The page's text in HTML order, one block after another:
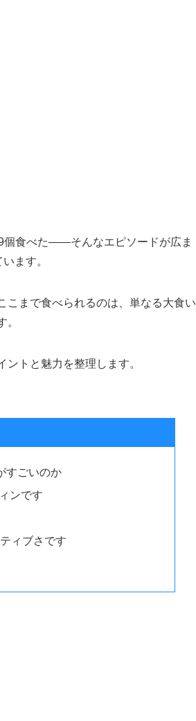
個食べた――そんなエピソードが広ま
ます。
こまで食べられるのは、単なる大食い
。
トと魅力を整理します。
すごいのか
ンです
ィブさです